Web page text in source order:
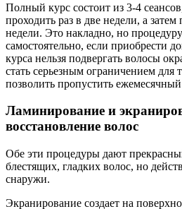
Полный курс состоит из 3-4
проходить раз в две недели, а
недели. Это накладно, но
самостоятельно, если приобрести
курса нельзя подвергать волосы
стать серьезным ограничением для
позволить пропустить
Ламинирование и
восстановление волос
Обе эти процедуры дают
блестящих, гладких волос, но
снаружи.
Экранирование создает на